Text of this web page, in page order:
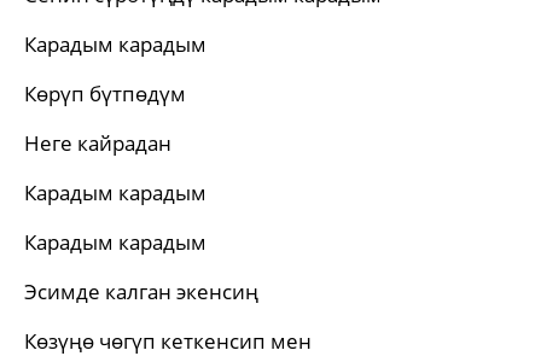
Карадым карадым
Көрүп бүтпөдүм
Неге кайрадан
Карадым карадым
Карадым карадым
Эсимде калган экенсиң
Көзүңө чөгүп кеткенсип мен